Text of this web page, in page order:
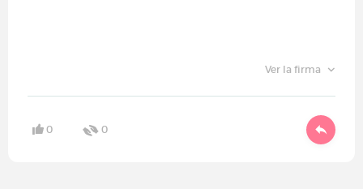
Ver la firma
0 0